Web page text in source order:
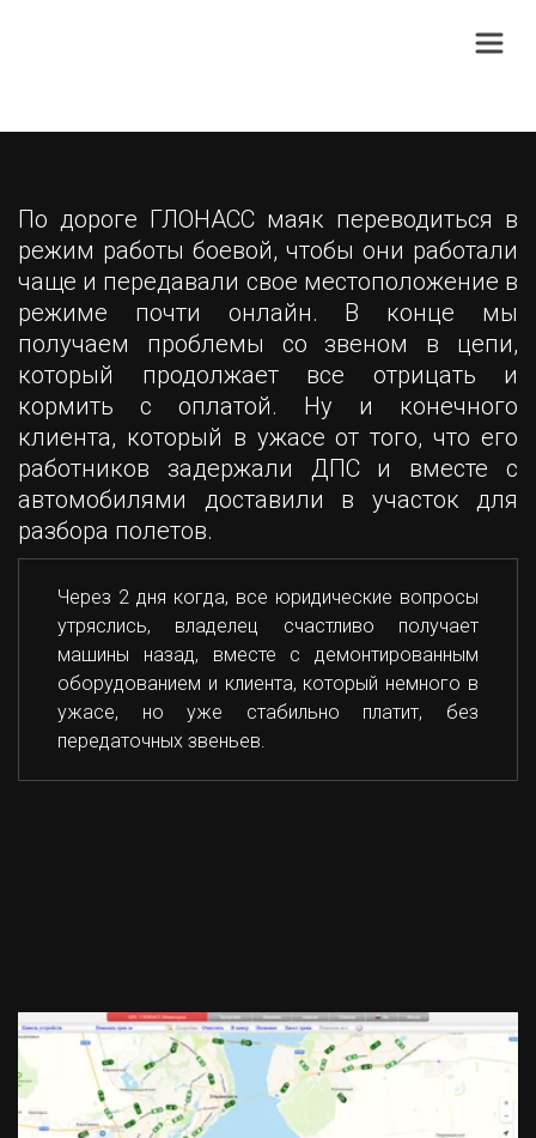
По дороге ГЛОНАСС маяк переводиться в
режим работы боевой, чтобы они работали
чаще и передавали свое местоположение в
режиме почти онлайн. В конце мы
получаем проблемы со звеном в цепи,
который продолжает все отрицать и
кормить с оплатой. Ну и конечного
клиента, который в ужасе от того, что его
работников задержали ДПС и вместе с
автомобилями доставили в участок для
разбора полетов.
Через 2 дня когда, все юридические вопросы
утряслись, владелец счастливо получает
машины назад, вместе с демонтированным
оборудованием и клиента, который немного в
ужасе, но уже стабильно платит, без
передаточных звеньев.